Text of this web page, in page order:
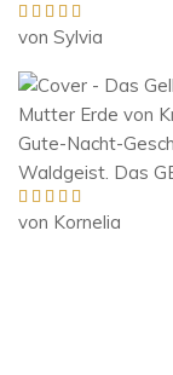
Bewertet mit
von Sylvia
Gute-Nacht-
Waldgeist. Das
Bewertet mit
von Kornelia